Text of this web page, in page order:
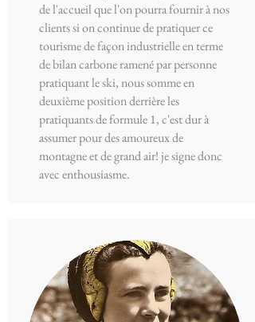
de l'accueil que l'on pourra fournir à nos
clients si on continue de pratiquer ce
tourisme de façon industrielle en terme
de bilan carbone ramené par personne
pratiquant le ski, nous somme en
deuxième position derrière les
pratiquants de formule 1, c'est dur à
assumer pour des amoureux de
montagne et de grand air! je signe donc
avec enthousiasme.